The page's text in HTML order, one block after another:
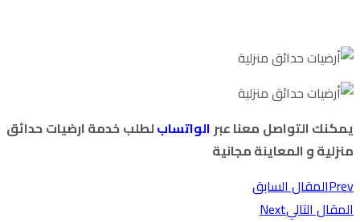
يمكنك التواصل معنا عبر الواتسابلطلب خدمة ارضيات حدائق
منزلية و المعاينة مجانية
Prevالمقال السابق
المقال التاليNext